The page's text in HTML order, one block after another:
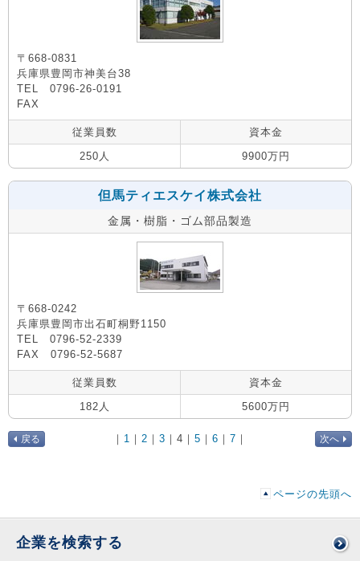
〒668-0831
兵庫県豊岡市神美台38
TEL 0796-26-0191
FAX
従業員数
資本金
250人
9900万円
但馬ティエスケイ株式会社
金属・樹脂・ゴム部品製造
〒668-0242
兵庫県豊岡市出石町桐野1150
TEL 0796-52-2339
FAX 0796-52-5687
従業員数
資本金
182人
5600万円
戻る ｜ 1 ｜ 2 ｜ 3 ｜ 4 ｜ 5 ｜ 6 ｜ 7 ｜ 次へ
ページの先頭へ
企業を検索する